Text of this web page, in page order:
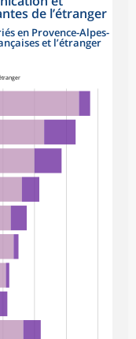
de l’étranger
en Provence-Alpes-
et l’étranger